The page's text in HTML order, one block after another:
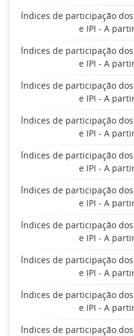
Índices de participação
e IPI - A
Índices de participação
e IPI - A
Índices de participação
e IPI - A
Índices de participação
e IPI - A
Índices de participação
e IPI - A
Índices de participação
e IPI - A
Índices de participação
e IPI - A
Índices de participação
e IPI - A
Índices de participação
e IPI - A
Índices de participação